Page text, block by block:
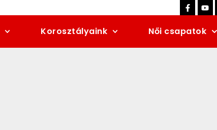
Korosztályaink Női csapatok